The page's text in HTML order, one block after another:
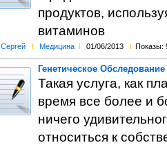
продуктов,
витаминов
Сергей l Медицина l 01/06/2013 l Показы:
Генетическое Обследование
Такая услуга, как
время все более и
ничего
относиться к